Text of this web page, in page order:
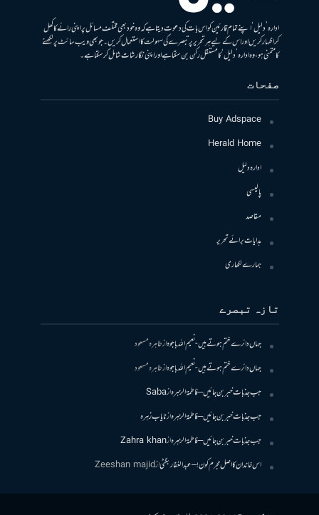
ادارہ ’دلیل‘ اپنے تمام قارئین کو اس بات کی دعوت دیتا ہے کہ وہ خود بھی مختلف مسائل پر اپنی رائے کا کھل
کر اظہار کریں اور اس کے لیے ہر تحریر پر تبصرے کی سہولت کا استعمال کریں۔ جو بھی ویب سائٹ پر لکھنے
کا متمنی ہو، وہ ادارہ ’دلیل‘ کا مستقل رکن بن سکتا ہے اور اپنی نگارشات شامل کرسکتا ہے۔
صفحات
Buy Adspace
Herald Home
ادارہ دلیل
پالیسی
مقاصد
ہدایات برائے تحریر
ہمارے لکھاری
تازہ تبصرے
جہاں دائرے ختم ہوتے ہیں- نعیم اللہ باجوہازطاہرہ مسعود
جہاں دائرے ختم ہوتے ہیں- نعیم اللہ باجوہازطاہرہ مسعود
جب جذبات خبر بن جائیں – فاطمۃالزہرہازSaba
جب جذبات خبر بن جائیں – فاطمۃالزہرہازنایاب زہرہ
جب جذبات خبر بن جائیں – فاطمۃالزہرہازZahra khan
اس خاندان کا اصل مجرم کون! – عبدالغفار بگٹیازZeeshan majid